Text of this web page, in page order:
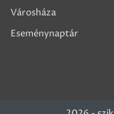
Városháza
Eseménynaptár